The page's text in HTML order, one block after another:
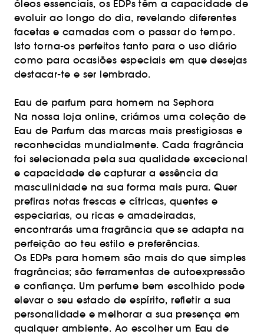
óleos essenciais, os EDPs têm a capacidade de
evoluir ao longo do dia, revelando diferentes
facetas e camadas com o passar do tempo.
Isto torna-os perfeitos tanto para o uso diário
como para ocasiões especiais em que desejas
destacar-te e ser lembrado.
Eau de parfum para homem na Sephora
Na nossa loja online, criámos uma coleção de
Eau de Parfum das marcas mais prestigiosas e
reconhecidas mundialmente. Cada fragrância
foi selecionada pela sua qualidade excecional
e capacidade de capturar a essência da
masculinidade na sua forma mais pura. Quer
prefiras notas frescas e cítricas, quentes e
especiarias, ou ricas e amadeiradas,
encontrarás uma fragrância que se adapta na
perfeição ao teu estilo e preferências.
Os EDPs para homem são mais do que simples
fragrâncias; são ferramentas de autoexpressão
e confiança. Um perfume bem escolhido pode
elevar o seu estado de espírito, refletir a sua
personalidade e melhorar a sua presença em
qualquer ambiente. Ao escolher um Eau de